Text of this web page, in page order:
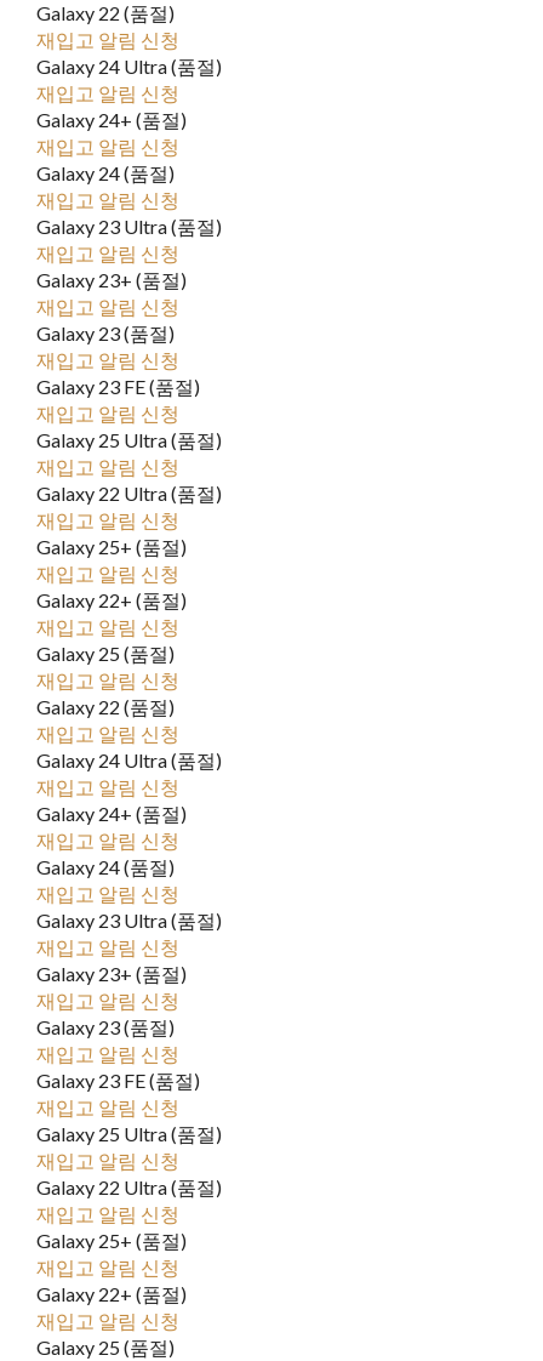
Galaxy 22 (품절)
재입고 알림 신청
Galaxy 24 Ultra (품절)
재입고 알림 신청
Galaxy 24+ (품절)
재입고 알림 신청
Galaxy 24 (품절)
재입고 알림 신청
Galaxy 23 Ultra (품절)
재입고 알림 신청
Galaxy 23+ (품절)
재입고 알림 신청
Galaxy 23 (품절)
재입고 알림 신청
Galaxy 23 FE (품절)
재입고 알림 신청
Galaxy 25 Ultra (품절)
재입고 알림 신청
Galaxy 22 Ultra (품절)
재입고 알림 신청
Galaxy 25+ (품절)
재입고 알림 신청
Galaxy 22+ (품절)
재입고 알림 신청
Galaxy 25 (품절)
재입고 알림 신청
Galaxy 22 (품절)
재입고 알림 신청
Galaxy 24 Ultra (품절)
재입고 알림 신청
Galaxy 24+ (품절)
재입고 알림 신청
Galaxy 24 (품절)
재입고 알림 신청
Galaxy 23 Ultra (품절)
재입고 알림 신청
Galaxy 23+ (품절)
재입고 알림 신청
Galaxy 23 (품절)
재입고 알림 신청
Galaxy 23 FE (품절)
재입고 알림 신청
Galaxy 25 Ultra (품절)
재입고 알림 신청
Galaxy 22 Ultra (품절)
재입고 알림 신청
Galaxy 25+ (품절)
재입고 알림 신청
Galaxy 22+ (품절)
재입고 알림 신청
Galaxy 25 (품절)